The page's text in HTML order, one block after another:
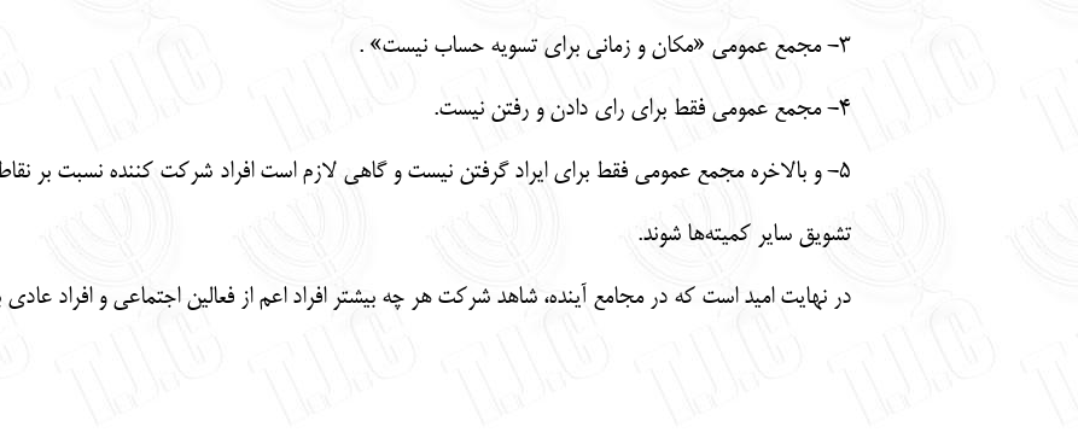
3- مجمع عمومی «مکان و زمانی برای تسویه حساب نیست» .
4- مجمع عمومی فقط برای رای دادن و رفتن نیست.
5- و بالاخره مجمع عمومی فقط برای ایراد گرفتن نیست و گاهی لازم است افراد شرکت کننده نسبت بر
تشویق سایر کمیته‌ها شوند.
در نهایت امید است که در مجامع آینده، شاهد شرکت هر چه بیشتر افراد اعم از فعالین اجتماعی و افراد عادی